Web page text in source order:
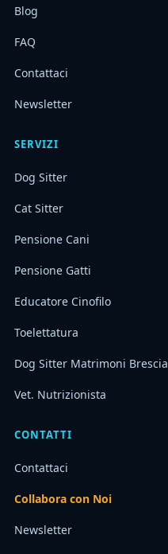
Blog
FAQ
Contattaci
Newsletter
SERVIZI
Dog Sitter
Cat Sitter
Pensione Cani
Pensione Gatti
Educatore Cinofilo
Toelettatura
Dog Sitter Matrimoni Brescia
Vet. Nutrizionista
CONTATTI
Contattaci
Collabora con Noi
Newsletter